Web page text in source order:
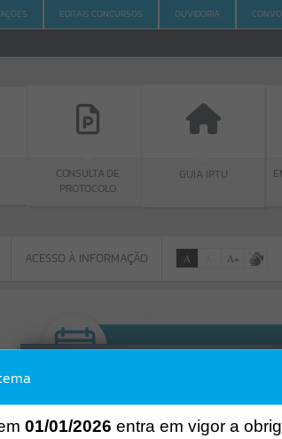
EDITAIS CONCURSOS OUVIDORIA
CONSULTA DE
PROTOCOLO
EMISSÃO
ACESSO À INFORMAÇÃO A A+
01/01/2026 entra em vigor a
Erro
Ocorreu um erro de script: